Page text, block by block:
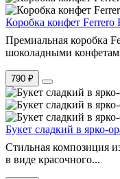
Коробка конфет Ferrero
Премиальная коробка
шоколадными
790 ₽
Букет сладкий в ярко-
Стильная композиция
в виде красочного...